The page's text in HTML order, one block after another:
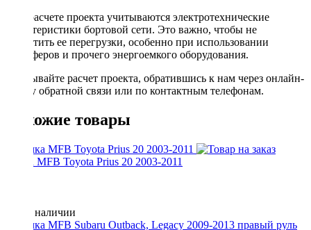
При расчете проекта учитываются электротехнические
характеристики бортовой сети. Это важно, чтобы не
допустить ее перегрузки, особенно при использовании
сабвуферов и прочего энергоемкого оборудования.
Заказывайте расчет проекта, обратившись к нам через онлайн-
форму обратной связи или по контактным телефонам.
Похожие товары
Рамка MFB Toyota Prius 20 2003-2011
Нет в наличии